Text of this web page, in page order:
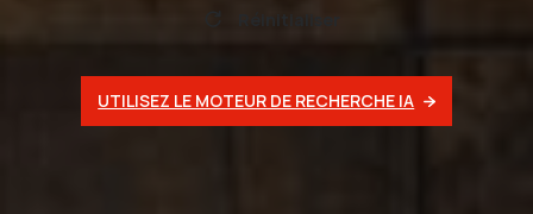
UTILISEZ LE MOTEUR DE RECHERCHE IA